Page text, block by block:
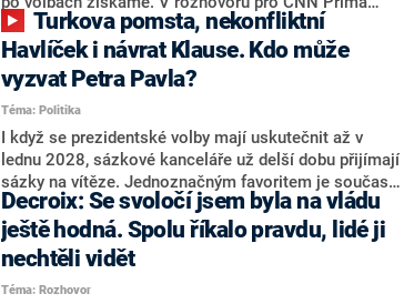
NEWS.
NEWS to řekl zakladatel hnutí a jihočeský hejtman
Martin Kuba. Konkrétní nebyl, ale získat by takto mohl
například senátora Zdeňka Hrabu, který je dnes
součástí klubu ODS a TOP 09. Hraba to na dotaz
redakce nevyloučil. Předseda klubu senátorů ODS
Zdeněk Nytra redakci řekl, že počítá s odchodem
některých senátorů z klubu a že Naše Česko není
nepřítel, ale soupeř.
Havlíček i návrat Klause. Kdo může
vyzvat Petra Pavla?
Téma: Politika
I když se prezidentské volby mají uskutečnit až v
lednu 2028, sázkové kanceláře už delší dobu přijímají
sázky na vítěze. Jednoznačným favoritem je současná
hlava státu Petr Pavel. Daleko za ním pak bookmakeři
zmiňují dva výrazné politiky ANO, tedy premiéra
Andreje Babiše a ministra průmyslu Karla Havlíčka.
Oblíbeným tipem samotných sázkařů je poslanec za
Motoristy Filip Turek. Politolog Jan Kubáček nicméně
Decroix: Se svoločí jsem byla na vládu
ještě hodná. Spolu říkalo pravdu, lidé ji
nechtěli vidět
Téma: Rozhovor